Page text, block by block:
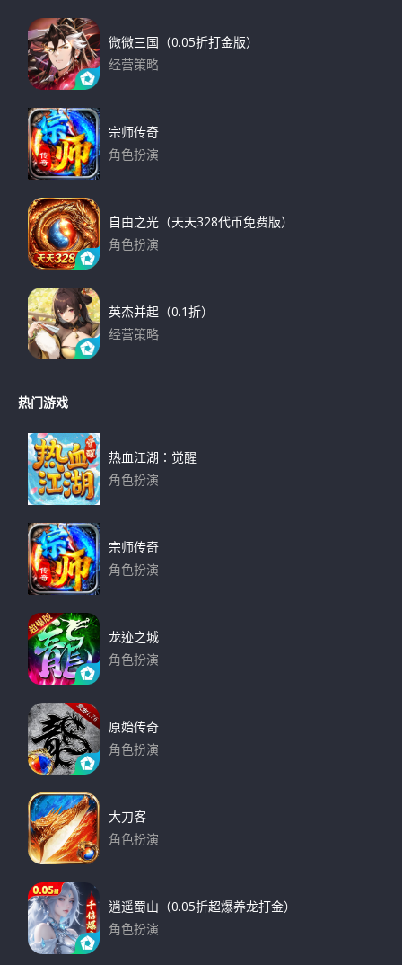
微微三国（0.05折打金版）
经营策略
宗师传奇
角色扮演
自由之光（天天328代币免费版）
角色扮演
英杰并起（0.1折）
经营策略
热门游戏
热血江湖：觉醒
角色扮演
宗师传奇
角色扮演
龙迹之城
角色扮演
原始传奇
角色扮演
大刀客
角色扮演
逍遥蜀山（0.05折超爆养龙打金）
角色扮演